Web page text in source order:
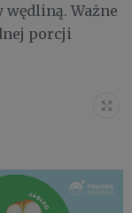
Ważne
porcji